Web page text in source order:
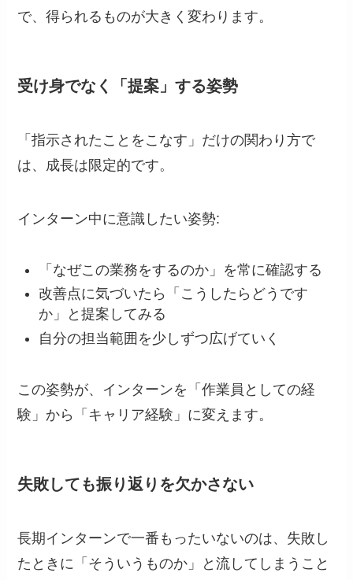
で、得られるものが大きく変わります。
受け身でなく「提案」する姿勢
「指示されたことをこなす」だけの関わり方で
は、成長は限定的です。
インターン中に意識したい姿勢:
「なぜこの業務をするのか」を常に確認する
改善点に気づいたら「こうしたらどうです
か」と提案してみる
自分の担当範囲を少しずつ広げていく
この姿勢が、インターンを「作業員としての経
験」から「キャリア経験」に変えます。
失敗しても振り返りを欠かさない
長期インターンで一番もったいないのは、失敗し
たときに「そういうものか」と流してしまうこと